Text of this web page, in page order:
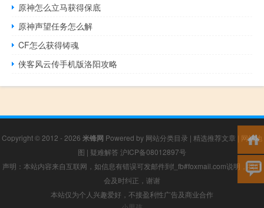
原神怎么立马获得保底
原神声望任务怎么解
CF怎么获得铸魂
侠客风云传手机版洛阳攻略
Copyright © 2012 - 2026 米锋网 Powered by 网站分类目录 | 精选推荐文章 | 网站地
图 | 疑难解答 沪ICP备08012897号
声明：本站内容来自互联网，如信息有错误可发邮件到f_fb#foxmail.com说明，我们
会及时纠正，谢谢
本站仅为个人兴趣爱好，不接盈利性广告及商业合作